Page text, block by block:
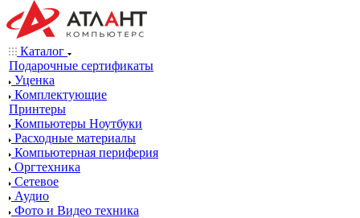
Каталог
Подарочные сертификаты
Уценка
Комплектующие
Принтеры
Компьютеры Ноутбуки
Расходные материалы
Компьютерная периферия
Оргтехника
Сетевое
Аудио
Фото и Видео техника